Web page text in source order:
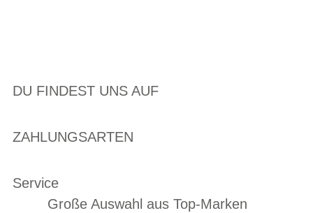
DU FINDEST UNS AUF
ZAHLUNGSARTEN
Service
Große Auswahl aus Top-Marken